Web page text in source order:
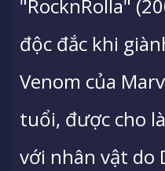
"RocknRolla"
độc đắc khi
Venom của
tuổi, được cho
với nhân vật do